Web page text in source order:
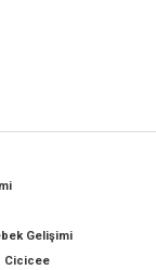
Gelişimi
Cicicee